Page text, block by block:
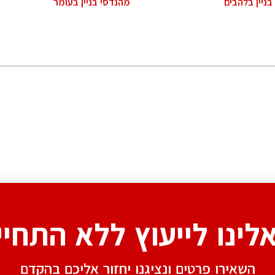
בלהבים מהנדסי בניין בעומר
לייעוץ ללא
השאירו פרטים ונציגנו יחזור אליכם בהקדם